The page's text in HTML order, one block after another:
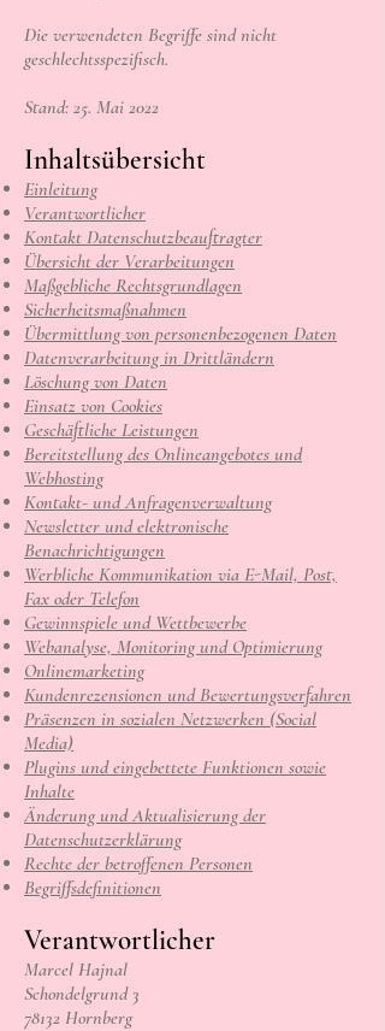
Die verwendeten Begriffe sind nicht
geschlechtsspezifisch.
Stand: 25. Mai 2022
Inhaltsübersicht
Einleitung
Verantwortlicher
Kontakt Datenschutzbeauftragter
Übersicht der Verarbeitungen
Maßgebliche Rechtsgrundlagen
Sicherheitsmaßnahmen
Übermittlung von personenbezogenen Daten
Datenverarbeitung in Drittländern
Löschung von Daten
Einsatz von Cookies
Geschäftliche Leistungen
Bereitstellung des Onlineangebotes und
Webhosting
Kontakt- und Anfragenverwaltung
Newsletter und elektronische
Benachrichtigungen
Werbliche Kommunikation via E-Mail, Post,
Fax oder Telefon
Gewinnspiele und Wettbewerbe
Webanalyse, Monitoring und Optimierung
Onlinemarketing
Kundenrezensionen und Bewertungsverfahren
Präsenzen in sozialen Netzwerken (Social
Media)
Plugins und eingebettete Funktionen sowie
Inhalte
Änderung und Aktualisierung der
Datenschutzerklärung
Rechte der betroffenen Personen
Begriffsdefinitionen
Verantwortlicher
Marcel Hajnal
Schondelgrund 3
78132 Hornberg